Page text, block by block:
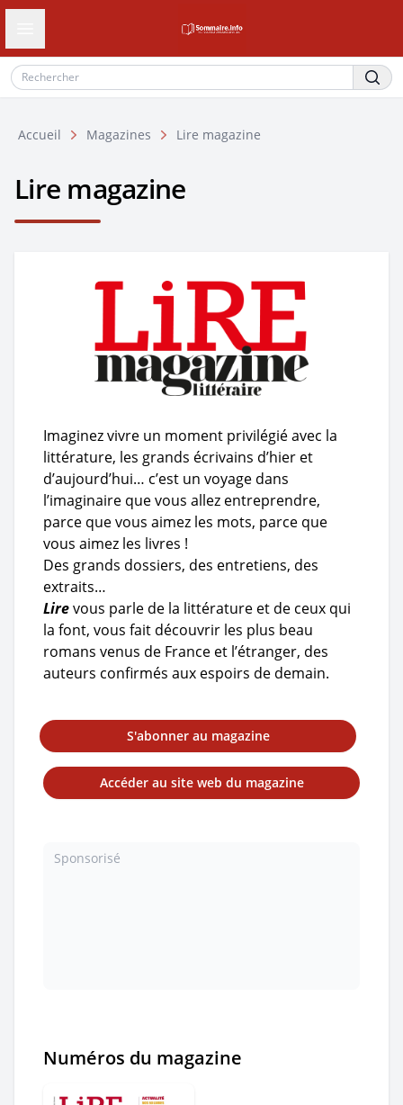
Ouvrir le tiroir de navigation
Accueil Magazines Lire magazine
Lire magazine
Imaginez vivre un moment privilégié avec la
littérature, les grands écrivains d’hier et
d’aujourd’hui… c’est un voyage dans
l’imaginaire que vous allez entreprendre,
parce que vous aimez les mots, parce que
vous aimez les livres !
Des grands dossiers, des entretiens, des
extraits…
Lirevous parle de la littérature et de ceux qui
la font, vous fait découvrir les plus beau
romans venus de France et l’étranger, des
auteurs confirmés aux espoirs de demain.
S'abonner au magazine
Accéder au site web du magazine
Sponsorisé
Numéros du magazine